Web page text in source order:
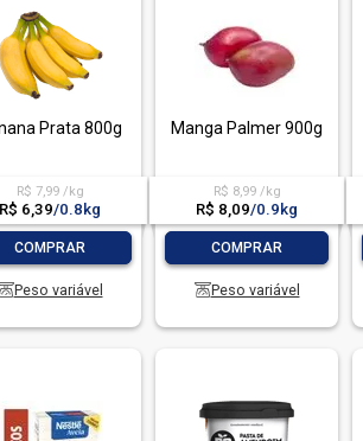
Prata 800g
R$ 7,99 /kg
R$ 6,39/0.8kg
COMPRAR
Peso variável
Manga Palmer 900g
R$ 8,99 /kg
R$ 8,09/0.9kg
COMPRAR
Peso variável